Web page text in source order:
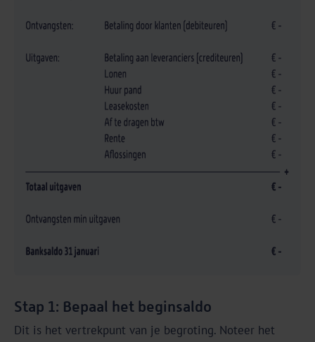
Stap 1: Bepaal het beginsaldo
Dit is het vertrekpunt van je begroting. Noteer het